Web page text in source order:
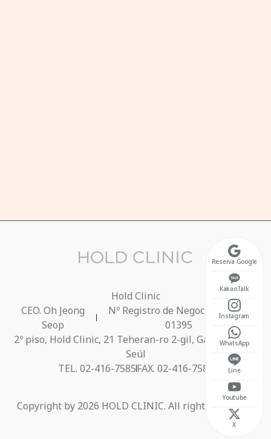
Reserva Google
KakaoTalk
Instagram
WhatsApp
Line
Youtube
X
Hold Clinic
CEO. Oh Jeong
Seop
Nº Registro de Negocio 686-40-
01395
2º piso, Hold Clinic, 21 Teheran-ro 2-gil, Gangnam-gu,
Seúl
TEL. 02-416-7585FAX. 02-416-7584
Copyright by 2026 HOLD CLINIC. All rights reserved.